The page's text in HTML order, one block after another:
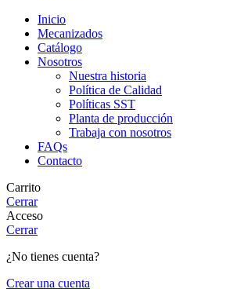
Inicio
Mecanizados
Catálogo
Nosotros
Nuestra historia
Política de Calidad
Políticas SST
Planta de producción
Trabaja con nosotros
FAQs
Contacto
Carrito
Cerrar
Acceso
Cerrar
¿No tienes cuenta?
Crear una cuenta